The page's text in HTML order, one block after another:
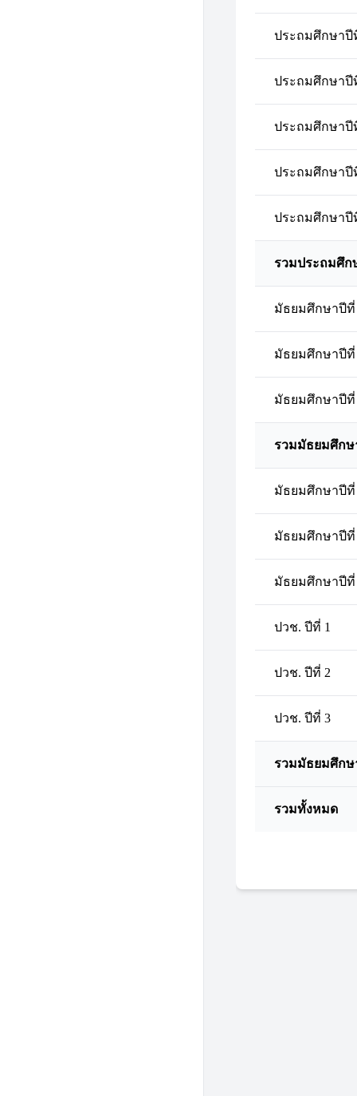
ประถมศึกษาปี
ประถมศึกษาปี
ประถมศึกษาปี
ประถมศึกษาปี
ประถมศึกษาปี
รวมประถมศึก
มัธยมศึกษาปีที่
มัธยมศึกษาปีที่
มัธยมศึกษาปีที่
รวมมัธยมศึก
มัธยมศึกษาปีที่
มัธยมศึกษาปีที่
มัธยมศึกษาปีที่
ปวช. ปีที่ 1
ปวช. ปีที่ 2
ปวช. ปีที่ 3
รวมมัธยมศึกษ
รวมทั้งหมด